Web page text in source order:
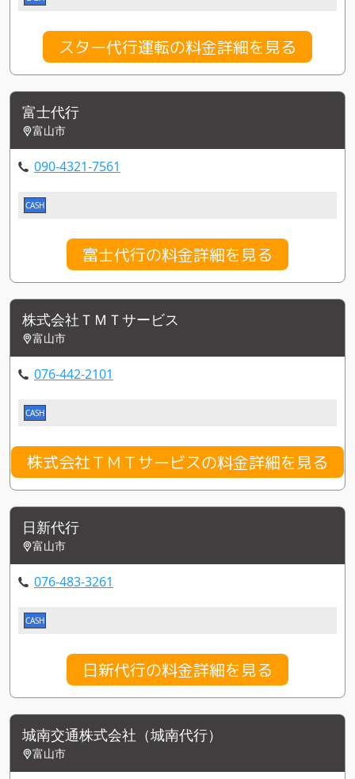
スター代行運転の料金詳細を見る
富士代行
富山市
090-4321-7561
CASH
富士代行の料金詳細を見る
株式会社ＴＭＴサービス
富山市
076-442-2101
CASH
株式会社ＴＭＴサービスの料金詳細を見る
日新代行
富山市
076-483-3261
CASH
日新代行の料金詳細を見る
城南交通株式会社（城南代行）
富山市